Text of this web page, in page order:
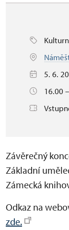
5. 6.
16.00
Závěrečný
Základní
Zámecká
Odkaz na
zde.